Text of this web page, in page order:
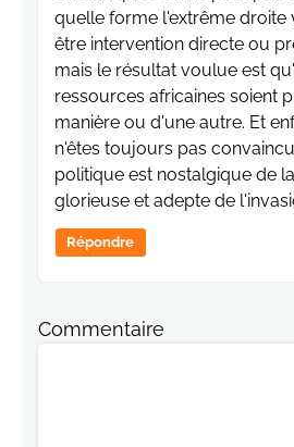
quelle forme l'extrême droite
être intervention directe ou
mais le résultat voulue est
ressources africaines soient
manière ou d'une autre. Et
n'êtes toujours pas
politique est nostalgique de
glorieuse et adepte de
Répondre
Commentaire